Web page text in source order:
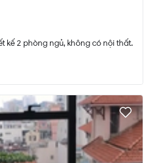
kế 2 phòng ngủ, không có nội thất.